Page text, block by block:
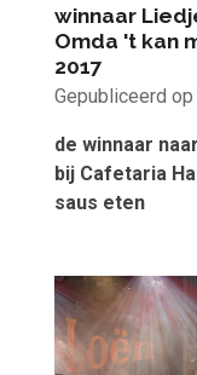
winnaar
Omda 't kan
2017
Gepubliceerd
de winnaar
bij Cafetaria
saus eten